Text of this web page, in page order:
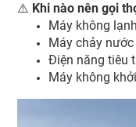
⚠️ Khi nào nên gọi
Máy không
Máy chảy
Điện năng tiêu
Máy không